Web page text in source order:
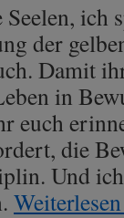
Seelen, ich
der
Damit
in
euch
die
Und